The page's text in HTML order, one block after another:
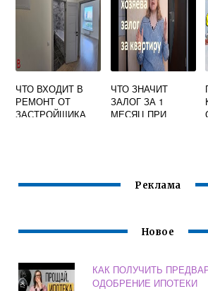
ЧТО ВХОДИТ В
РЕМОНТ ОТ
ЗАСТРОЙЩИКА
ЧТО ЗНАЧИТ
ЗАЛОГ ЗА 1
МЕСЯЦ ПРИ
Реклама
Новое
КАК ПОЛУЧИТЬ
ОДОБРЕНИЕ ИПОТЕКИ